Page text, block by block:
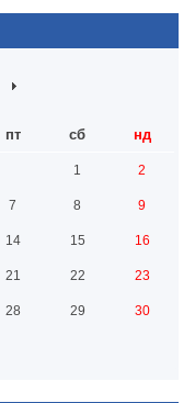
пт сб нд
1 2
7 8 9
14 15 16
21 22 23
28 29 30